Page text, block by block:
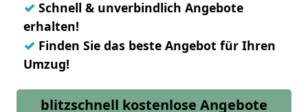
✓ Schnell & unverbindlich Angebote
erhalten!
✓ Finden Sie das beste Angebot für Ihren
Umzug!
blitzschnell kostenlose Angebote